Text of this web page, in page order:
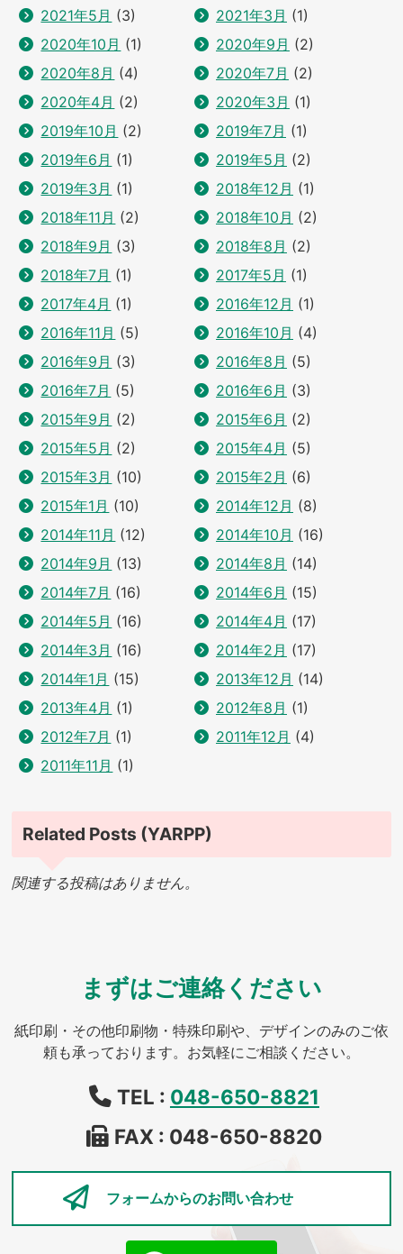
2021年5月 (3) 2021年3月 (1)
2020年10月 (1) 2020年9月 (2)
2020年8月 (4) 2020年7月 (2)
2020年4月 (2) 2020年3月 (1)
2019年10月 (2) 2019年7月 (1)
2019年6月 (1) 2019年5月 (2)
2019年3月 (1) 2018年12月 (1)
2018年11月 (2) 2018年10月 (2)
2018年9月 (3) 2018年8月 (2)
2018年7月 (1) 2017年5月 (1)
2017年4月 (1) 2016年12月 (1)
2016年11月 (5) 2016年10月 (4)
2016年9月 (3) 2016年8月 (5)
2016年7月 (5) 2016年6月 (3)
2015年9月 (2) 2015年6月 (2)
2015年5月 (2) 2015年4月 (5)
2015年3月 (10) 2015年2月 (6)
2015年1月 (10) 2014年12月 (8)
2014年11月 (12) 2014年10月 (16)
2014年9月 (13) 2014年8月 (14)
2014年7月 (16) 2014年6月 (15)
2014年5月 (16) 2014年4月 (17)
2014年3月 (16) 2014年2月 (17)
2014年1月 (15) 2013年12月 (14)
2013年4月 (1) 2012年8月 (1)
2012年7月 (1) 2011年12月 (4)
2011年11月 (1)
Related Posts (YARPP)
関連する投稿はありません。
まずはご連絡ください
紙印刷・その他印刷物・特殊印刷や、デザインのみのご依
頼も承っております。お気軽にご相談ください。
TEL : 048-650-8821
FAX : 048-650-8820
フォームからのお問い合わせ